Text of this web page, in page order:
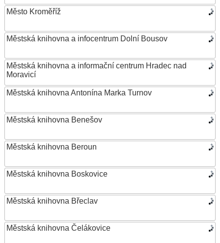
Město Kroměříž
Městská knihovna a infocentrum Dolní Bousov
Městská knihovna a informační centrum Hradec nad
Moravicí
Městská knihovna Antonína Marka Turnov
Městská knihovna Benešov
Městská knihovna Beroun
Městská knihovna Boskovice
Městská knihovna Břeclav
Městská knihovna Čelákovice